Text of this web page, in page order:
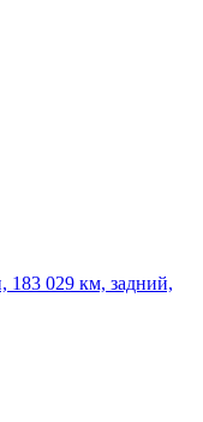
183 029 км, задний,